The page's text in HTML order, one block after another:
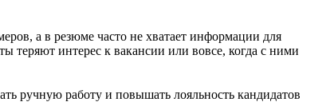
а в резюме часто не хватает информации для
теряют интерес к вакансии или вовсе, когда с ними
ручную работу и повышать лояльность кандидатов